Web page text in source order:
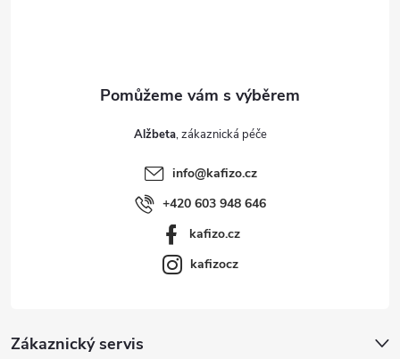
Zákaznický servis
Alžbeta
info@kafizo.cz
+420 603 948 646
kafizo.cz
kafizocz